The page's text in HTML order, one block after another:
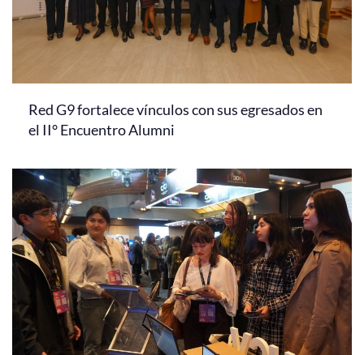
Red G9 fortalece vínculos con sus egresados en
el II° Encuentro Alumni